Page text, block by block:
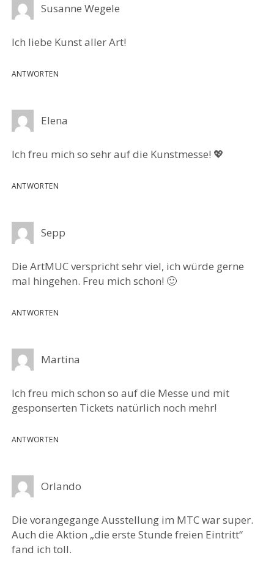
Susanne Wegele
Ich liebe Kunst aller Art!
ANTWORTEN
Elena
Ich freu mich so sehr auf die Kunstmesse! 💖
ANTWORTEN
Sepp
Die ArtMUC verspricht sehr viel, ich würde gerne
mal hingehen. Freu mich schon! 🙂
ANTWORTEN
Martina
Ich freu mich schon so auf die Messe und mit
gesponserten Tickets natürlich noch mehr!
ANTWORTEN
Orlando
Die vorangegange Ausstellung im MTC war super.
Auch die Aktion „die erste Stunde freien Eintritt“
fand ich toll.